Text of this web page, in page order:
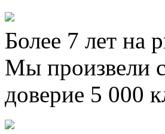
Более 7 лет на
Мы произвели
доверие 5 000